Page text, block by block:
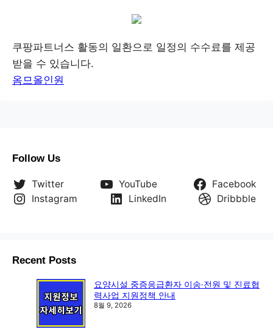
쿠팡파트너스 활동의 일환으로 일정의 수수료를 제공
받을 수 있습니다.
옴므올인원
Follow Us
Twitter YouTube
Facebook
Instagram
LinkedIn Dribbble
Recent Posts
요양시설 중증응급환자 이송·전원 및 진료협
력사업 지원정책 안내
8월 9, 2026